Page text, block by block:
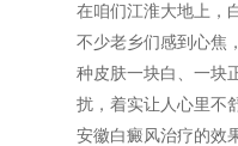
在咱们江淮大地上，
不少老乡们感到心焦
种皮肤一块白、一块
扰，着实让人心里不
安徽白癜风治疗的效